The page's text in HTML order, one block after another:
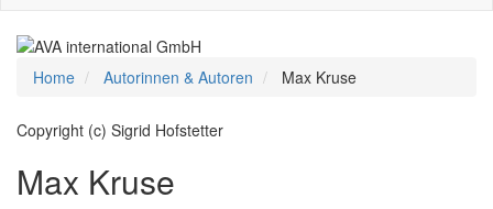
Home Autorinnen & Autoren Max Kruse
Copyright (c) Sigrid Hofstetter
Max Kruse